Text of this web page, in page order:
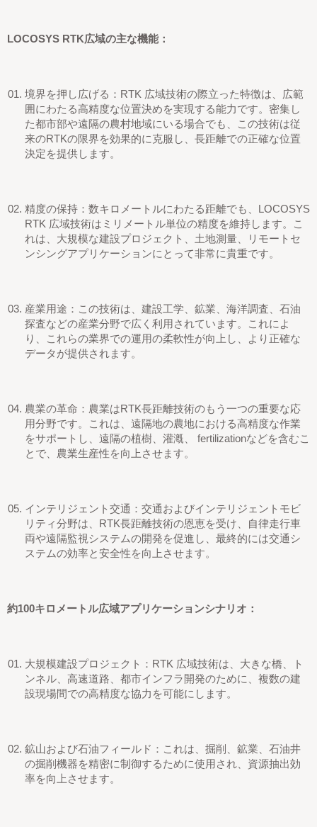
LOCOSYS RTK広域の主な機能：
境界を押し広げる：RTK 広域技術の際立った特徴は、広範
囲にわたる高精度な位置決めを実現する能力です。密集し
た都市部や遠隔の農村地域にいる場合でも、この技術は従
来のRTKの限界を効果的に克服し、長距離での正確な位置
決定を提供します。
精度の保持：数キロメートルにわたる距離でも、LOCOSYS
RTK 広域技術はミリメートル単位の精度を維持します。こ
れは、大規模な建設プロジェクト、土地測量、リモートセ
ンシングアプリケーションにとって非常に貴重です。
産業用途：この技術は、建設工学、鉱業、海洋調査、石油
探査などの産業分野で広く利用されています。これによ
り、これらの業界での運用の柔軟性が向上し、より正確な
データが提供されます。
農業の革命：農業はRTK長距離技術のもう一つの重要な応
用分野です。これは、遠隔地の農地における高精度な作業
をサポートし、遠隔の植樹、灌漑、 fertilizationなどを含むこ
とで、農業生産性を向上させます。
インテリジェント交通：交通およびインテリジェントモビ
リティ分野は、RTK長距離技術の恩恵を受け、自律走行車
両や遠隔監視システムの開発を促進し、最終的には交通シ
ステムの効率と安全性を向上させます。
約100キロメートル広域アプリケーションシナリオ：
大規模建設プロジェクト：RTK 広域技術は、大きな橋、ト
ンネル、高速道路、都市インフラ開発のために、複数の建
設現場間での高精度な協力を可能にします。
鉱山および石油フィールド：これは、掘削、鉱業、石油井
の掘削機器を精密に制御するために使用され、資源抽出効
率を向上させます。